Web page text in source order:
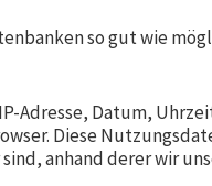
so gut wie
Adresse, Datum,
Diese
anhand derer wir